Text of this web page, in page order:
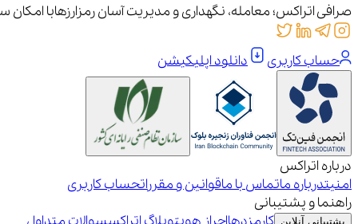
صرافی اتراکس؛ معامله، نگهداری و مدیریت آسان رمزارزهابا امکان
حساب کاربری دانلود اپلیکیشن
درباره اتراکس
امنیتدرباره ماتماس با ماقوانین و مقرراتحساب کاربری
راهنما و پشتیبانی
پشتیبانی آنلاین